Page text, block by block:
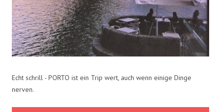
Echt schrill - PORTO ist ein Trip wert, auch wenn einige Dinge
nerven.